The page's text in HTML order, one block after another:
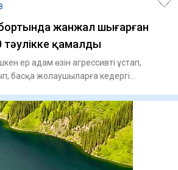
жанжал шығарған
қамалды
ер адам өзін агрессивті ұстап,
басқа жолаушыларға кедергі